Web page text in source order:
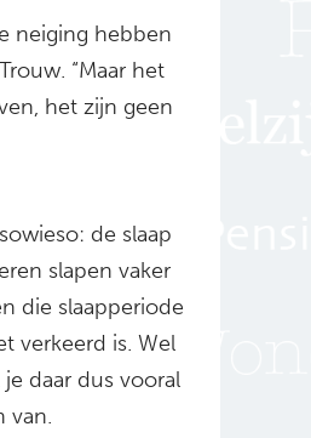
neiging hebben
“Maar het
het zijn geen
de slaap
slapen vaker
die slaapperiode
verkeerd is. Wel
daar dus vooral
van.